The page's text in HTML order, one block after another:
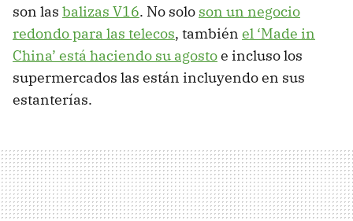
son las balizas V16. No solo son un negocio
redondo para las telecos, también el ‘Made in
China’ está haciendo su agostoe incluso los
supermercados las están incluyendo en sus
estanterías.